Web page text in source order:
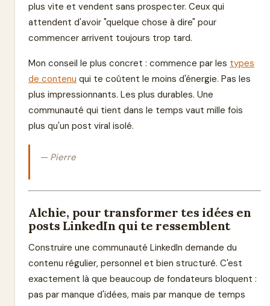
plus vite et vendent sans prospecter. Ceux qui
attendent d'avoir "quelque chose à dire" pour
commencer arrivent toujours trop tard.
Mon conseil le plus concret : commence par les types
de contenu qui te coûtent le moins d'énergie. Pas les
plus impressionnants. Les plus durables. Une
communauté qui tient dans le temps vaut mille fois
plus qu'un post viral isolé.
— Pierre
Alchie, pour transformer tes idées en
posts LinkedIn qui te ressemblent
Construire une communauté LinkedIn demande du
contenu régulier, personnel et bien structuré. C'est
exactement là que beaucoup de fondateurs bloquent :
pas par manque d'idées, mais par manque de temps